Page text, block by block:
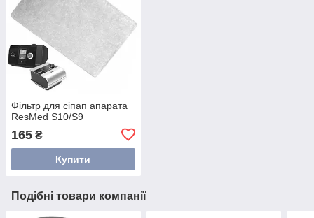
Фільтр для сіпап апарата
ResMed S10/S9
165 ₴
Купити
Подібні товари компанії